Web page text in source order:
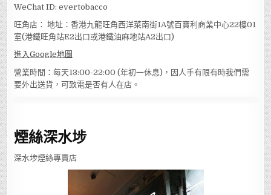
66770075
WeChat ID: evertobacco
旺角店： 地址：香港九龍旺角西洋菜南街1A號百寶利商業中心22樓01
進入Google地圖
營業時間：每天13:00-22:00 (年初一休息)，因人手有限有時我們需
煙絲深水埗